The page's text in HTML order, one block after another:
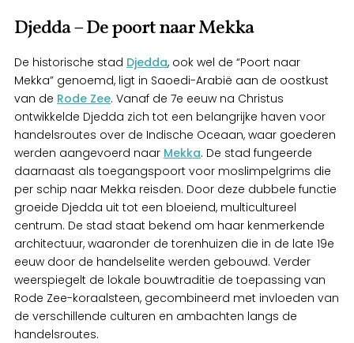
Djedda – De poort naar Mekka
De historische stad Djedda, ook wel de “Poort naar
Mekka” genoemd, ligt in Saoedi-Arabië aan de oostkust
van de Rode Zee. Vanaf de 7e eeuw na Christus
ontwikkelde Djedda zich tot een belangrijke haven voor
handelsroutes over de Indische Oceaan, waar goederen
werden aangevoerd naar Mekka. De stad fungeerde
daarnaast als toegangspoort voor moslimpelgrims die
per schip naar Mekka reisden. Door deze dubbele functie
groeide Djedda uit tot een bloeiend, multicultureel
centrum. De stad staat bekend om haar kenmerkende
architectuur, waaronder de torenhuizen die in de late 19e
eeuw door de handelselite werden gebouwd. Verder
weerspiegelt de lokale bouwtraditie de toepassing van
Rode Zee-koraalsteen, gecombineerd met invloeden van
de verschillende culturen en ambachten langs de
handelsroutes.